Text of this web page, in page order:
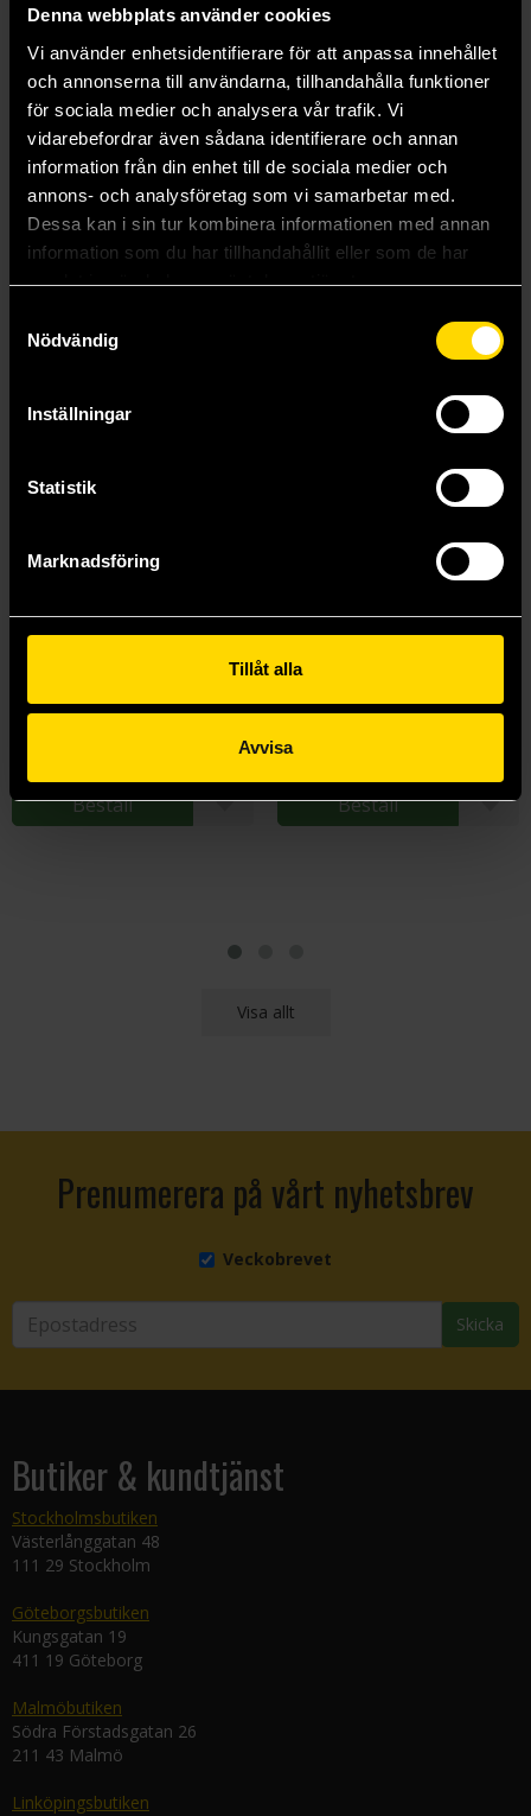
Denna webbplats använder cookies
Vi använder enhetsidentifierare för att anpassa innehållet
och annonserna till användarna, tillhandahålla funktioner
för sociala medier och analysera vår trafik. Vi
vidarebefordrar även sådana identifierare och annan
information från din enhet till de sociala medier och
annons- och analysföretag som vi samarbetar med.
Dessa kan i sin tur kombinera informationen med annan
information som du har tillhandahållit eller som de har
samlat in när du har använt deras tjänster.
Nödvändig
Inställningar
Statistik
Marknadsföring
Tillåt alla
Avvisa
Hot springs set of 7 Dice
Dice
179 kr
Läs mer
Visa alla delar och format
Dice
Beställ
Dice Tray Fox
Dice
Beställ
Visa allt
Prenumerera på vårt nyhetsbrev
Veckobrevet
Skicka
Butiker & kundtjänst
Stockholmsbutiken
Västerlånggatan 48
111 29 Stockholm
Göteborgsbutiken
Kungsgatan 19
411 19 Göteborg
Malmöbutiken
Södra Förstadsgatan 26
211 43 Malmö
Linköpingsbutiken